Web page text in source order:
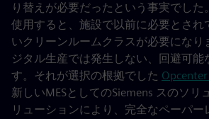
り替えが必要だったという事実でした
使用すると、施設で以前に必要とされ
いクリーンルームクラスが必要になり
ジタル生産では発生しない、回避可能
す。それが選択の根拠でした
新しいMESとしてのSiemens スのソリ
リューションにより、完全なペーパ